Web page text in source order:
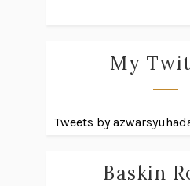
My
Tweets by
Baskin